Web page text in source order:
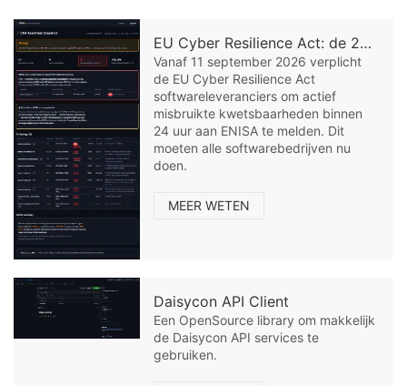
EU Cyber Resilience Act: de 24-uurs meldplicht voor software-leveranciers
Vanaf 11 september 2026 verplicht
de EU Cyber Resilience Act
softwareleveranciers om actief
misbruikte kwetsbaarheden binnen
24 uur aan ENISA te melden. Dit
moeten alle softwarebedrijven nu
doen.
MEER WETEN
Daisycon API Client
Een OpenSource library om makkelijk
de Daisycon API services te
gebruiken.